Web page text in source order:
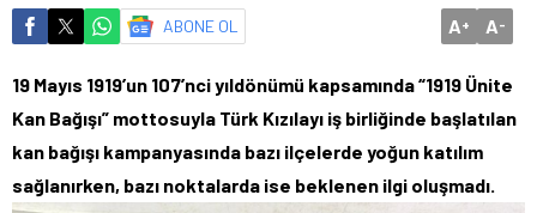
ABONE OL A+ A-
19 Mayıs 1919’un 107’nci yıldönümü kapsamında “1919 Ünite
Kan Bağışı” mottosuyla Türk Kızılayı iş birliğinde başlatılan
kan bağışı kampanyasında bazı ilçelerde yoğun katılım
sağlanırken, bazı noktalarda ise beklenen ilgi oluşmadı.